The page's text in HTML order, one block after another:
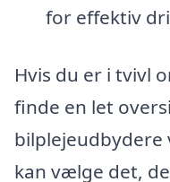
for effektiv
Hvis du er i tvivl
finde en let
bilplejeudbydere
kan vælge det,